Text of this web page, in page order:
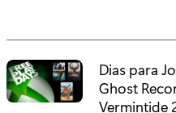
Dias para
Ghost
Vermintide